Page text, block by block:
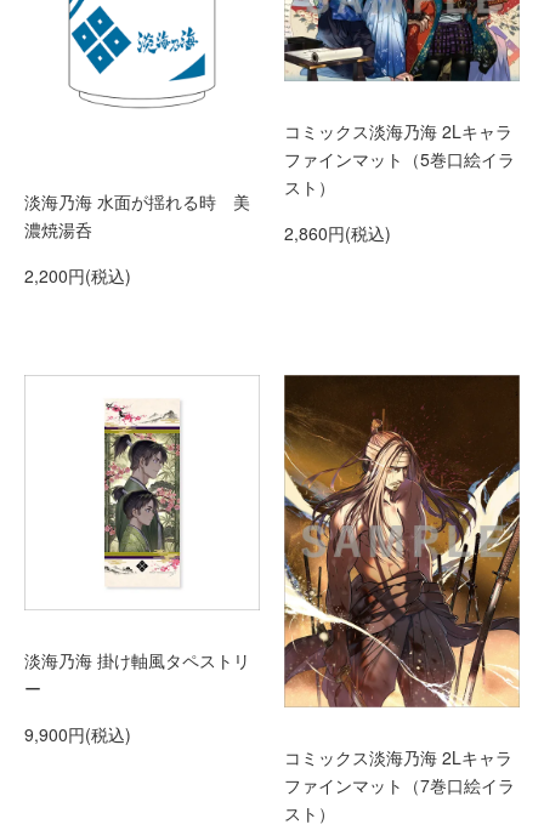
淡海乃海 水面が揺れる時 美
濃焼湯呑
2,200円(税込)
コミックス淡海乃海 2Lキャラ
ファインマット（5巻口絵イラ
スト）
2,860円(税込)
淡海乃海 掛け軸風タペストリ
ー
9,900円(税込)
コミックス淡海乃海 2Lキャラ
ファインマット（7巻口絵イラ
スト）